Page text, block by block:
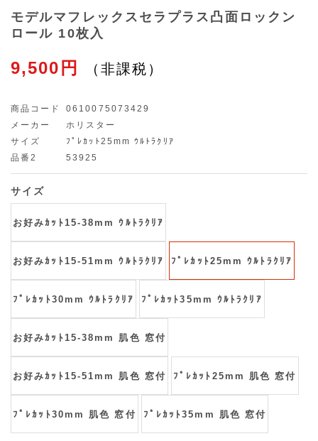
モデルマフレックスセラプラス凸面ロックン
ロール 10枚入
9,500円
商品コード
0610075073429
メーカー
ホリスター
サイズ
ﾌﾟﾚｶｯﾄ25mm ｳﾙﾄﾗｸﾘｱ
品番2
53925
サイズ
お好みｶｯﾄ15-38mm ｳﾙﾄﾗｸﾘｱ
お好みｶｯﾄ15-51mm ｳﾙﾄﾗｸﾘｱ ﾌﾟﾚｶｯﾄ25mm ｳﾙﾄﾗｸﾘｱ
ﾌﾟﾚｶｯﾄ30mm ｳﾙﾄﾗｸﾘｱ ﾌﾟﾚｶｯﾄ35mm ｳﾙﾄﾗｸﾘｱ
お好みｶｯﾄ15-38mm 肌色 窓付
お好みｶｯﾄ15-51mm 肌色 窓付 ﾌﾟﾚｶｯﾄ25mm 肌色 窓付
ﾌﾟﾚｶｯﾄ30mm 肌色 窓付 ﾌﾟﾚｶｯﾄ35mm 肌色 窓付